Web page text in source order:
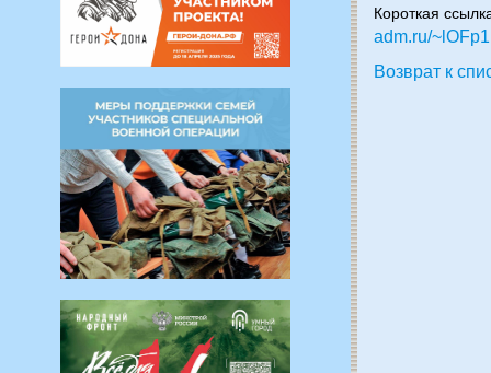
Короткая
adm.ru/~lOFp1
Возврат к